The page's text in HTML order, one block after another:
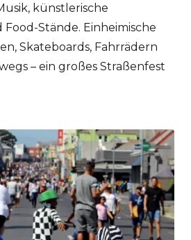
künstlerische
Stände. Einheimische
Skateboards, Fahrrädern
– ein großes Straßenfest